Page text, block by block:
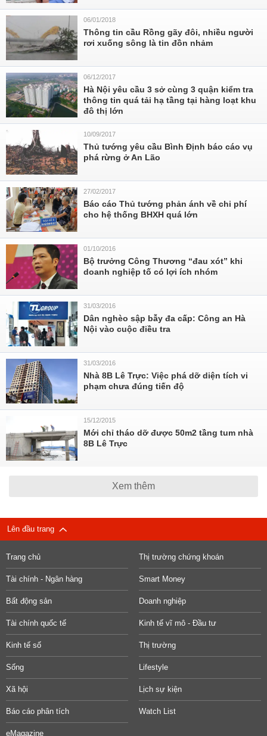
06/01/2018
Thông tin cầu Rồng gãy đôi, nhiều người
rơi xuống sông là tin đồn nhảm
06/12/2017
Hà Nội yêu cầu 3 sở cùng 3 quận kiểm tra
thông tin quá tải hạ tầng tại hàng loạt khu
đô thị lớn
10/09/2017
Thủ tướng yêu cầu Bình Định báo cáo vụ
phá rừng ở An Lão
27/02/2017
Báo cáo Thủ tướng phản ánh về chi phí
cho hệ thống BHXH quá lớn
01/10/2016
Bộ trưởng Công Thương “đau xót” khi
doanh nghiệp tố có lợi ích nhóm
31/03/2016
Dân nghèo sập bẫy đa cấp: Công an Hà
Nội vào cuộc điều tra
31/03/2016
Nhà 8B Lê Trực: Việc phá dỡ diện tích vi
phạm chưa đúng tiến độ
15/12/2015
Mới chỉ tháo dỡ được 50m2 tầng tum nhà
8B Lê Trực
Xem thêm
Lên đầu trang
Trang chủ Thị trường chứng khoán
Tài chính - Ngân hàng Smart Money
Bất động sản Doanh nghiệp
Tài chính quốc tế Kinh tế vĩ mô - Đầu tư
Kinh tế số Thị trường
Sống Lifestyle
Xã hội Lịch sự kiện
Báo cáo phân tích Watch List
eMagazine